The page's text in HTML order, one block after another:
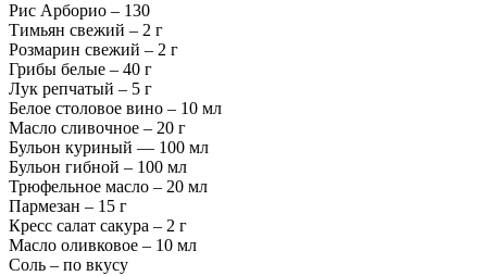
Рис Арборио – 130
Тимьян свежий – 2 г
Розмарин свежий – 2 г
Грибы белые – 40 г
Лук репчатый – 5 г
Белое столовое вино – 10 мл
Масло сливочное – 20 г
Бульон куриный — 100 мл
Бульон гибной – 100 мл
Трюфельное масло – 20 мл
Пармезан – 15 г
Кресс салат сакура – 2 г
Масло оливковое – 10 мл
Соль – по вкусу